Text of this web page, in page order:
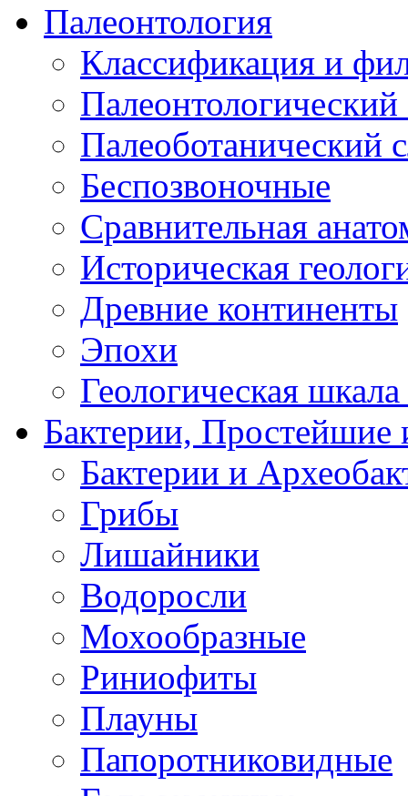
Палеонтология
Классификация и
Палеонтологический
Палеоботанический
Беспозвоночные
Сравнительная
Историческая
Древние континенты
Эпохи
Геологическая
Бактерии, Простейшие
Бактерии и
Грибы
Лишайники
Водоросли
Мохообразные
Риниофиты
Плауны
Папоротниковидные